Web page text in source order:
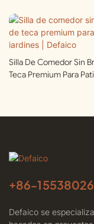
Silla De Comedor Sin
Teca Premium Para
+86-
Defaico se